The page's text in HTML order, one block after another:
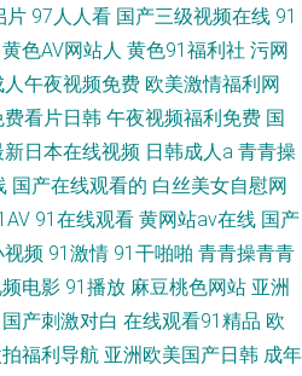
片 97人人看 国产三级视频在线 91
黄色AV网站人 黄色91福利社 污网
人午夜视频免费 欧美激情福利网
费看片日韩 午夜视频福利免费 国
新日本在线视频 日韩成人a 青青操
国产在线观看的 白丝美女自慰网
91在线观看 黄网站av在线 国产
视频 91激情 91干啪啪 青青操青青
电影 91播放 麻豆桃色网站 亚洲
国产刺激对白 在线观看91精品 欧
福利导航 亚洲欧美国产日韩 成年